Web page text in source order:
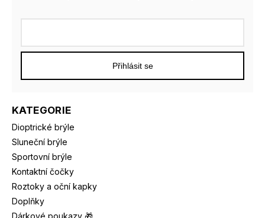
KATEGORIE
Dioptrické brýle
Sluneční brýle
Sportovní brýle
Kontaktní čočky
Roztoky a oční kapky
Doplňky
Přihlásit se